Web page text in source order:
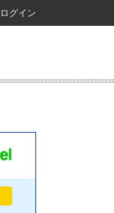
ログイン